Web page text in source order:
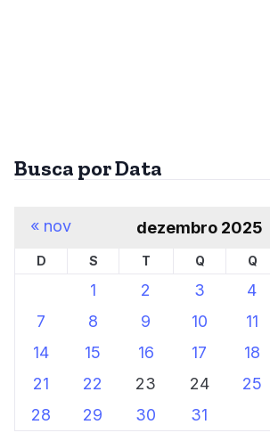
Busca por Data
dezembro 2025
D S T Q Q
1 2 3 4
7
8 9 10 11
14
15 16 17 18
21
22 23 24 25
28
29 30 31
« nov